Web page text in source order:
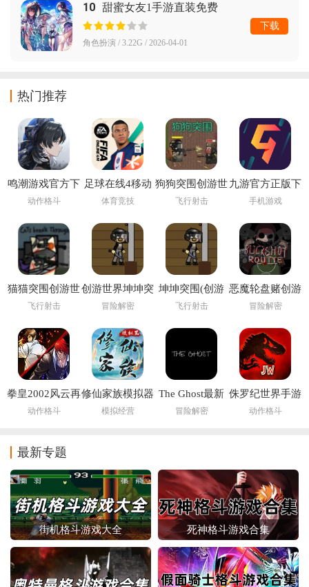
10 甜蜜女友1手游直装免费
角色扮演 / 3.22G / 2026-04-01
下载
热门推荐
鸣潮游戏官方下
载
动作格斗
足球在线4移动
版下载安装
M)
体育竞技
狗狗突围创游世
界
飞行射击
九游官方正版下
载
手机游戏
猫猫突围创游世
界
飞行射击
创游世界坤坤突
围小游戏
冒险解密
坤坤突围(创游
世界)
飞行射击
恶魔轮盘赌创游
版(创游世界)
冒险解密
拳皇2002风云再
起
动作格斗
修仙家族模拟器
6.2
模拟经营
The Ghost最新
版下载2026
冒险解密
侏罗纪世界手游
(Jurassic World
动作格斗
最新专题
街机格斗游戏大全 死神格斗游戏合集